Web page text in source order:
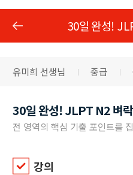
30일 완성!
유미희 선생님 중급
30일 완성! JLPT N2 벼
강의